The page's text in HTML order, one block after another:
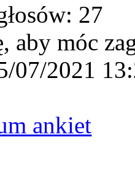
27
aby móc
07/2021
ankiet